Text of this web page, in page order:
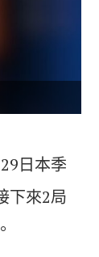
日本季
下來2局